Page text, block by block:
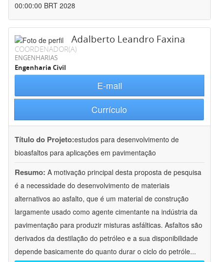
00:00:00 BRT 2028
Adalberto Leandro Faxina
COORDENADOR(A)
ENGENHARIAS
Engenharia Civil
E-mail
Currículo
Título do Projeto:estudos para desenvolvimento de
bioasfaltos para aplicações em pavimentação
Resumo: A motivação principal desta proposta de pesquisa
é a necessidade do desenvolvimento de materiais
alternativos ao asfalto, que é um material de construção
largamente usado como agente cimentante na indústria da
pavimentação para produzir misturas asfálticas. Asfaltos são
derivados da destilação do petróleo e a sua disponibilidade
depende basicamente do quanto durar o ciclo do petróle...